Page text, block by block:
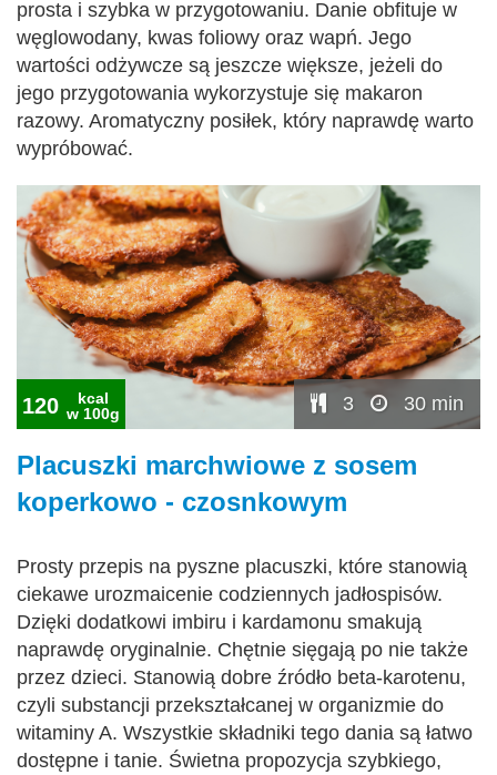
prosta i szybka w przygotowaniu. Danie obfituje w
węglowodany, kwas foliowy oraz wapń. Jego
wartości odżywcze są jeszcze większe, jeżeli do
jego przygotowania wykorzystuje się makaron
razowy. Aromatyczny posiłek, który naprawdę warto
wypróbować.
120
kcal
w 100g
3 30 min
Placuszki marchwiowe z sosem
koperkowo - czosnkowym
Prosty przepis na pyszne placuszki, które stanowią
ciekawe urozmaicenie codziennych jadłospisów.
Dzięki dodatkowi imbiru i kardamonu smakują
naprawdę oryginalnie. Chętnie sięgają po nie także
przez dzieci. Stanowią dobre źródło beta-karotenu,
czyli substancji przekształcanej w organizmie do
witaminy A. Wszystkie składniki tego dania są łatwo
dostępne i tanie. Świetna propozycja szybkiego,